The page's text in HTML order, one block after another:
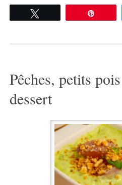
Pêches, petits
dessert